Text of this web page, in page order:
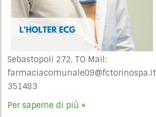
Sebastopoli 272, TO Mail:
farmaciacomunale09@fctorinospa.it
351483
Per saperne di più »